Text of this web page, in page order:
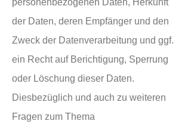
personenbezogenen Daten, Herkunft
der Daten, deren Empfänger und den
Zweck der Datenverarbeitung und ggf.
ein Recht auf Berichtigung, Sperrung
oder Löschung dieser Daten.
Diesbezüglich und auch zu weiteren
Fragen zum Thema